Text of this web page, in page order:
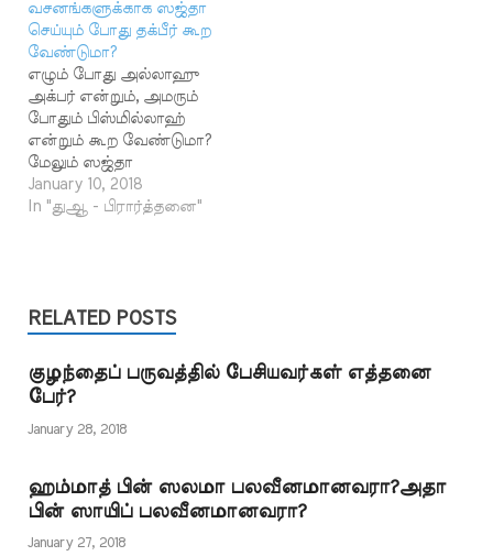
புகாரீ 7526, 6327, 4723
ஆகிய இலக்கமிட்ட
ஹதீஸ்களில் பதிவு
செய்யப்பட்டுள்ளது.
ஸலாத் என்ற சொல்லுக்கு
பிரார்த்தனை எனவும்,
தொழுகை எனவும் இரு
அர்த்தங்கள் உள்ளதால்
ஆயிஷா (ரலி) அவர்கள்
பிரார்த்தனை…
வசனங்களுக்காக ஸஜ்தா
செய்யும் போது தக்பீர் கூற
வேண்டுமா?
எழும் போது அல்லாஹு
அக்பர் என்றும், அமரும்
போதும் பிஸ்மில்லாஹ்
என்றும் கூற வேண்டுமா?
மேலும் ஸஜ்தா
வசனங்களுக்காக ஸஜ்தா
செய்யும் போது தக்பீர் கூற
எழுந்திருக்கும் போது
அல்லாஹு அக்பர் என்று
கூறுவதற்கு ஹதீஸ்களில்
ஆதாரம் இல்லை.
குர்ஆன் வசனங்களை
ஓதி ஸஜ்தா செய்யும்
என்ற…
January 10, 2018
In "துஆ - பிரார்த்தனை"
RELATED POSTS
குழந்தைப் பருவத்தில் பேசியவர்கள் எத்தனை
பேர்?
January 28, 2018
ஹம்மாத் பின் ஸலமா பலவீனமானவரா?அதா
பின் ஸாயிப் பலவீனமானவரா?
January 27, 2018